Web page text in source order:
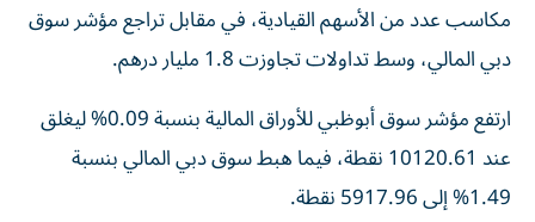
مكاسب عدد من الأسهم القيادية، في مقابل تراجع مؤشر سوق
دبي المالي، وسط تداولات تجاوزت 1.8 مليار درهم.
ارتفع مؤشر سوق أبوظبي للأوراق المالية بنسبة 0.09% ليغلق
عند 10120.61 نقطة، فيما هبط سوق دبي المالي بنسبة
1.49% إلى 5917.96 نقطة.